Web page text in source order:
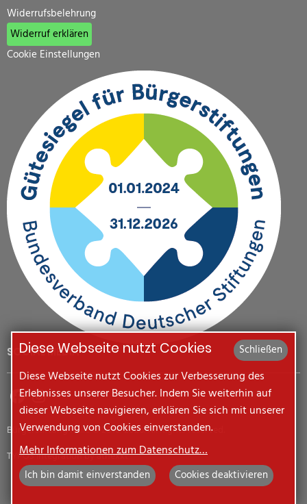
Widerrufsbelehrung
Widerruf erklären
Cookie Einstellungen
SOCIAL MEDIA
Bürgerstiftung Halle © 2010-2026. All Rights reserved.
TYPO3 integration byatnexxt
Schließen
Diese Webseite nutzt Cookies
Diese Webseite nutzt Cookies zur Verbesserung des
Erlebnisses unserer Besucher. Indem Sie weiterhin auf
dieser Webseite navigieren, erklären Sie sich mit unserer
Verwendung von Cookies einverstanden.
Mehr Informationen zum Datenschutz…